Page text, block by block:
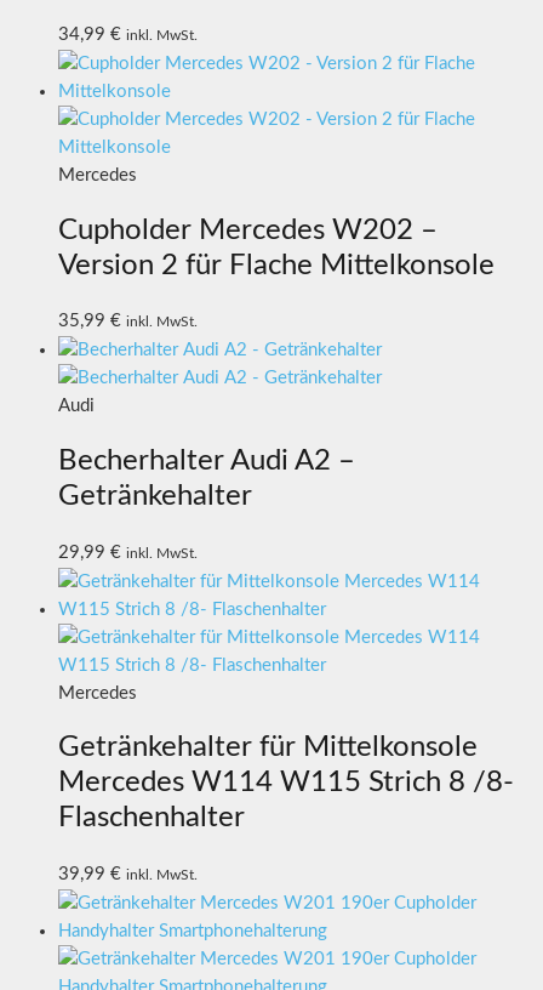
34,99 € inkl. MwSt.
Mercedes
Cupholder Mercedes W202 –
Version 2 für Flache Mittelkonsole
35,99 € inkl. MwSt.
Audi
Becherhalter Audi A2 –
Getränkehalter
29,99 € inkl. MwSt.
Mercedes
Getränkehalter für Mittelkonsole
Mercedes W114 W115 Strich 8 /8-
Flaschenhalter
39,99 € inkl. MwSt.